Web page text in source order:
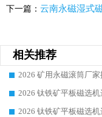
下一篇： 云南永磁湿式
相关推荐